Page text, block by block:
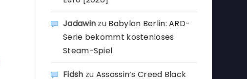
Jadawin zu Babylon Berlin: ARD-
Serie bekommt kostenloses
Steam-Spiel
Fidsh zu Assassin’s Creed Black